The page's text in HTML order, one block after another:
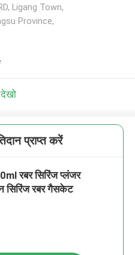
Ligang Town,
Province,
प्राप्त करें
रबर सिरिंज प्लंजर
सिरिंज रबर गैसकेट